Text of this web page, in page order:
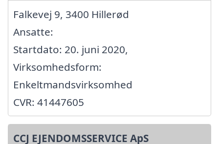
Falkevej 9, 3400 Hillerød
Ansatte:
Startdato: 20. juni 2020,
Virksomhedsform:
Enkeltmandsvirksomhed
CVR: 41447605
CCJ EJENDOMSSERVICE ApS